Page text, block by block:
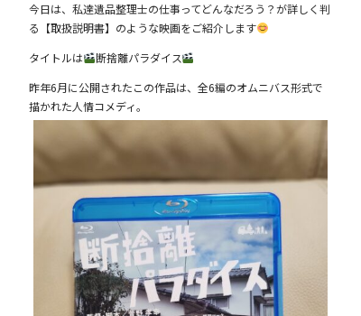
今日は、私達遺品整理士の仕事ってどんなだろう？が詳しく判
る【取扱説明書】のような映画をご紹介します
タイトルは
断捨離パラダイス
昨年6月に公開されたこの作品は、全6編のオムニバス形式で
描かれた人情コメディ。